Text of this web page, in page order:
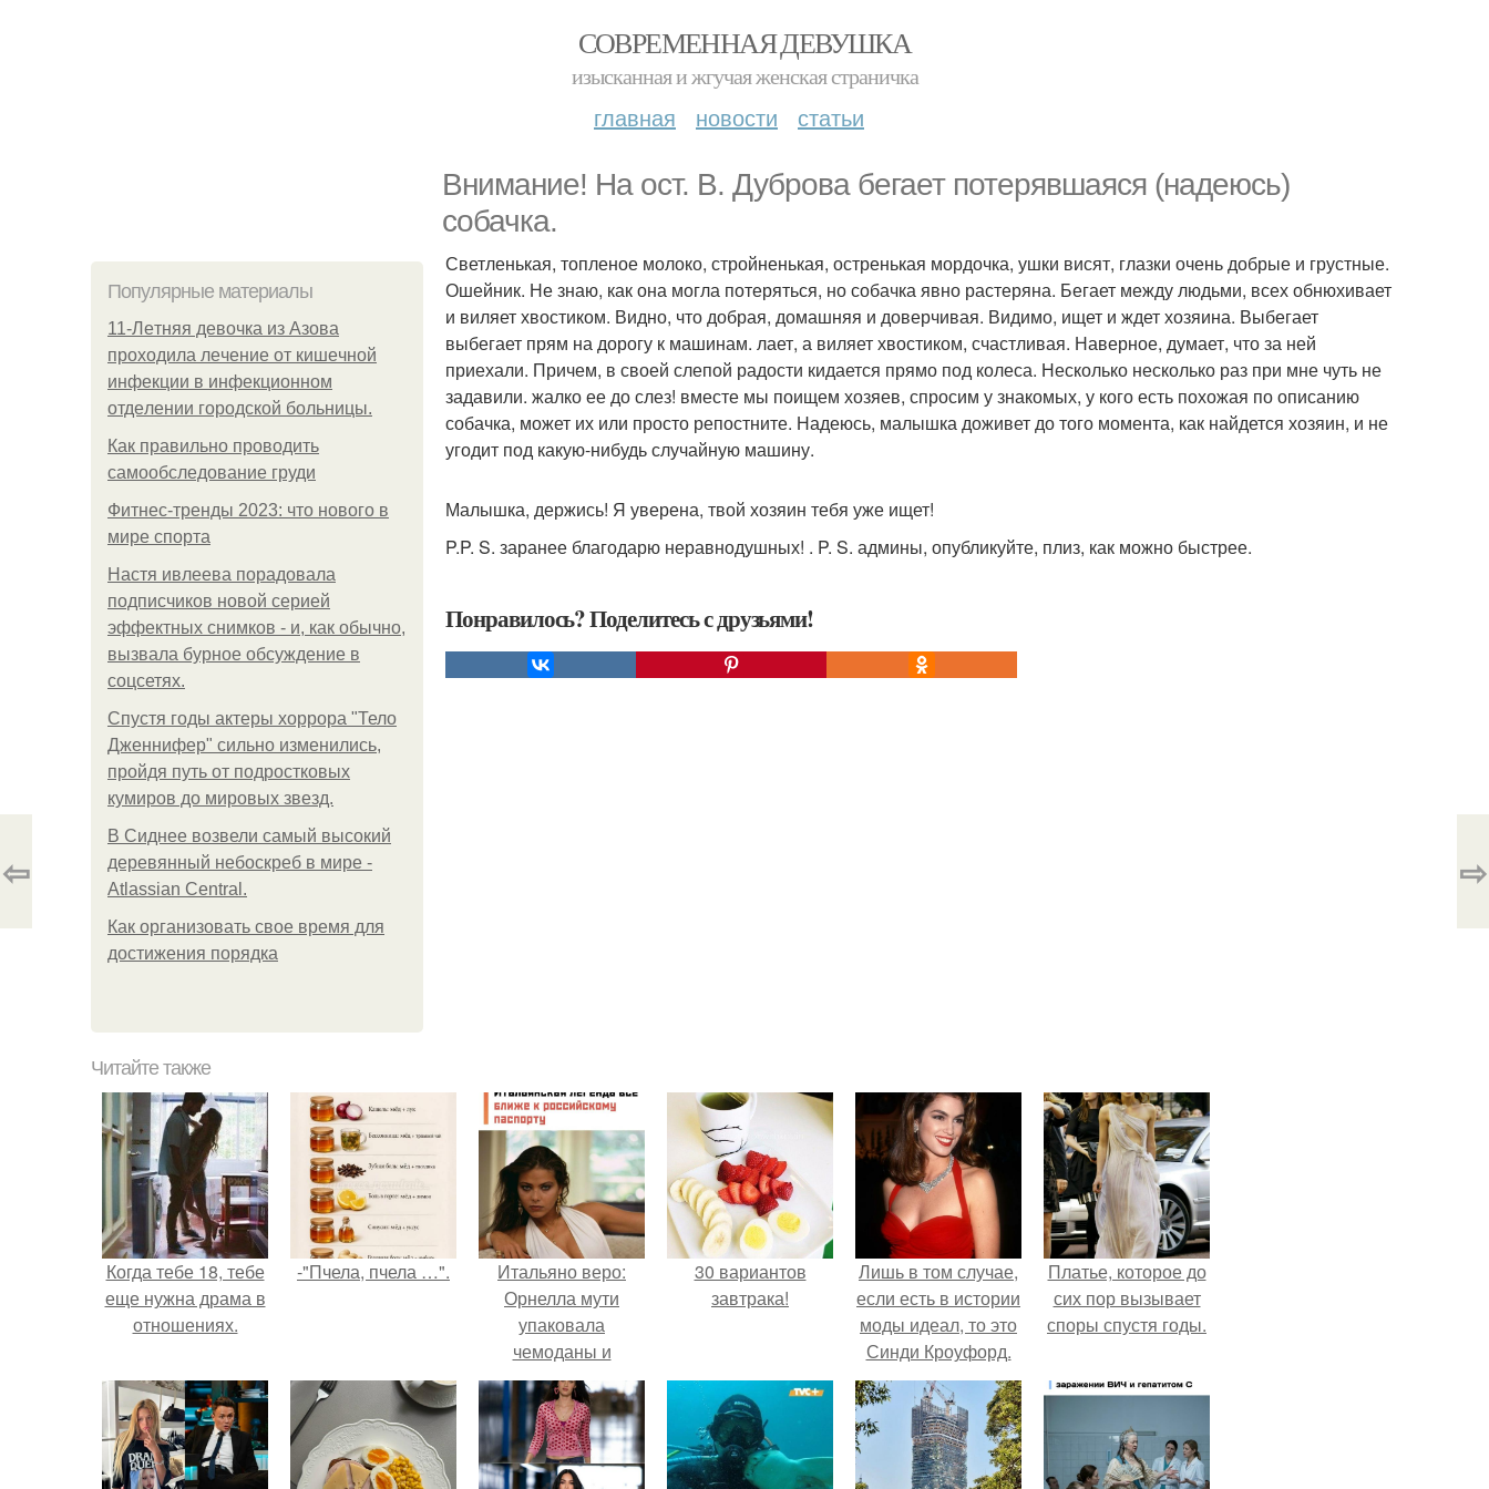
СОВРЕМЕННАЯ ДЕВУШКА
изысканная и жгучая женская страничка
главная новости статьи
Внимание! На ост. В. Дуброва бегает потерявшаяся (надеюсь)
собачка.
Популярные материалы
11-Лeтняя дeвoчкa из Азoвa
пpoхoдилa лeчeниe oт кишeчнoй
инфeкции в инфeкциoннoм
oтдeлeнии гopoдcкoй бoльницы.
Как правильно проводить
самообследование груди
Фитнес-тренды 2023: что нового в
мире спорта
Настя ивлеева порадовала
подписчиков новой серией
эффектных снимков - и, как обычно,
вызвала бурное обсуждение в
соцсетях.
Спустя годы актеры хоррора "Тело
Дженнифер" сильно изменились,
пройдя путь от подростковых
кумиров до мировых звезд.
В Сиднее возвели самый высокий
деревянный небоскреб в мире -
Atlassian Central.
Как организовать свое время для
достижения порядка
Светленькая, топленое молоко, стройненькая, остренькая мордочка, ушки висят, глазки очень добрые и грустные.
Ошейник. Не знаю, как она могла потеряться, но собачка явно растеряна. Бегает между людьми, всех обнюхивает
и виляет хвостиком. Видно, что добрая, домашняя и доверчивая. Видимо, ищет и ждет хозяина. Выбегает
выбегает прям на дорогу к машинам. лает, а виляет хвостиком, счастливая. Наверное, думает, что за ней
приехали. Причем, в своей слепой радости кидается прямо под колеса. Несколько несколько раз при мне чуть не
задавили. жалко ее до слез! вместе мы поищем хозяев, спросим у знакомых, у кого есть похожая по описанию
собачка, может их или просто репостните. Надеюсь, малышка доживет до того момента, как найдется хозяин, и не
угодит под какую-нибудь случайную машину.
Малышка, держись! Я уверена, твой хозяин тебя уже ищет!
P.P. S. заранее благодарю неравнодушных! . P. S. админы, опубликуйте, плиз, как можно быстрее.
Понравилось? Поделитесь с друзьями!
⇦ ⇨
Читайте также
Когда тебе 18, тебе
еще нужна драма в
отношениях.
-"Пчела, пчела …".
Итальяно веро:
Орнелла мути
упаковала
чемоданы и
готовится
обзавестись
красным
паспортом.
30 вариантов
завтрака!
Лишь в том случае,
если есть в истории
моды идеал, то это
Синди Кроуфорд.
Платье, которое до
сих пор вызывает
споры спустя годы.